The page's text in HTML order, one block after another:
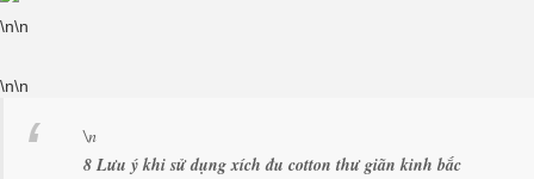
\n\n
\n\n
\n
8 Lưu ý khi sử dụng xích đu cotton thư giãn kinh bắc